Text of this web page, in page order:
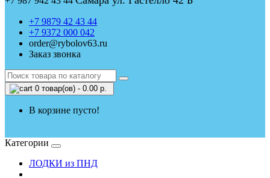
+7 9879 42 43 44
+7 9372 000 042
order@rybolov63.ru
Заказ звонка
0 товар(ов) - 0.00 р.
В корзине пусто!
Категории
ЛОДКИ из ПНД